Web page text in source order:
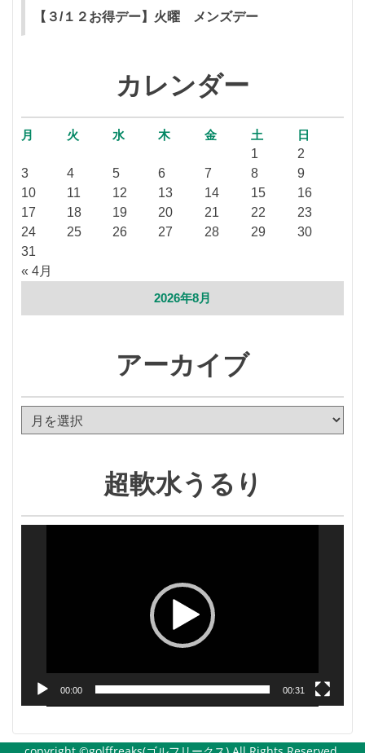
【３/１２お得デー】火曜 メンズデー
カレンダー
2026年8月
月 火 水 木 金 土 日
« 4月
1
2
3
4 5 6 7 8
9
10
11 12 13 14 15
16
17
18 19 20 21 22
23
24
25 26 27 28 29
30
31
アーカイブ
ー
超軟水うるり
00:00 00:31